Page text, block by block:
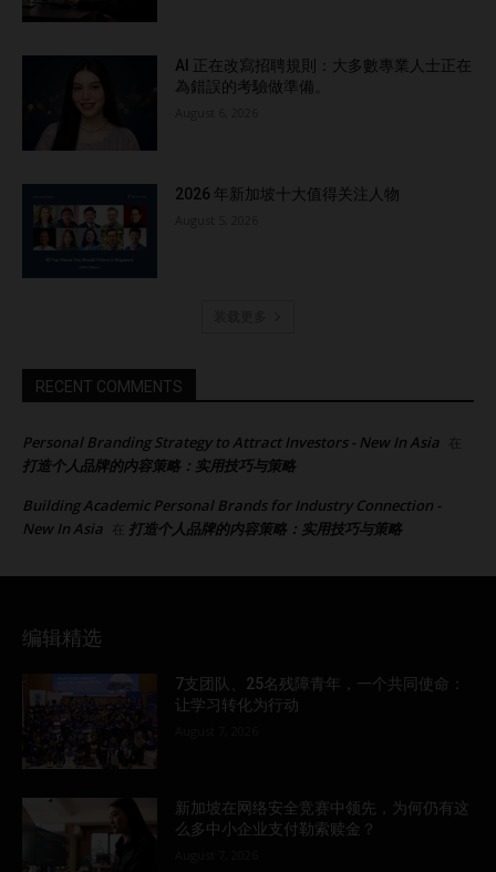
AI 正在改寫招聘規則：大多數專業人士正在
為錯誤的考驗做準備。
2026 年新加坡十大值得关注人物
RECENT COMMENTS
Personal Branding Strategy to Attract Investors - New In Asia 在
打造个人品牌的内容策略：实用技巧与策略
Building Academic Personal Brands for Industry Connection -
New In Asia
在 打造个人品牌的内容策略：实用技巧与策略
编辑精选
7支团队、25名残障青年，一个共同使命：
让学习转化为行动
新加坡在网络安全竞赛中领先，为何仍有这
么多中小企业支付勒索赎金？